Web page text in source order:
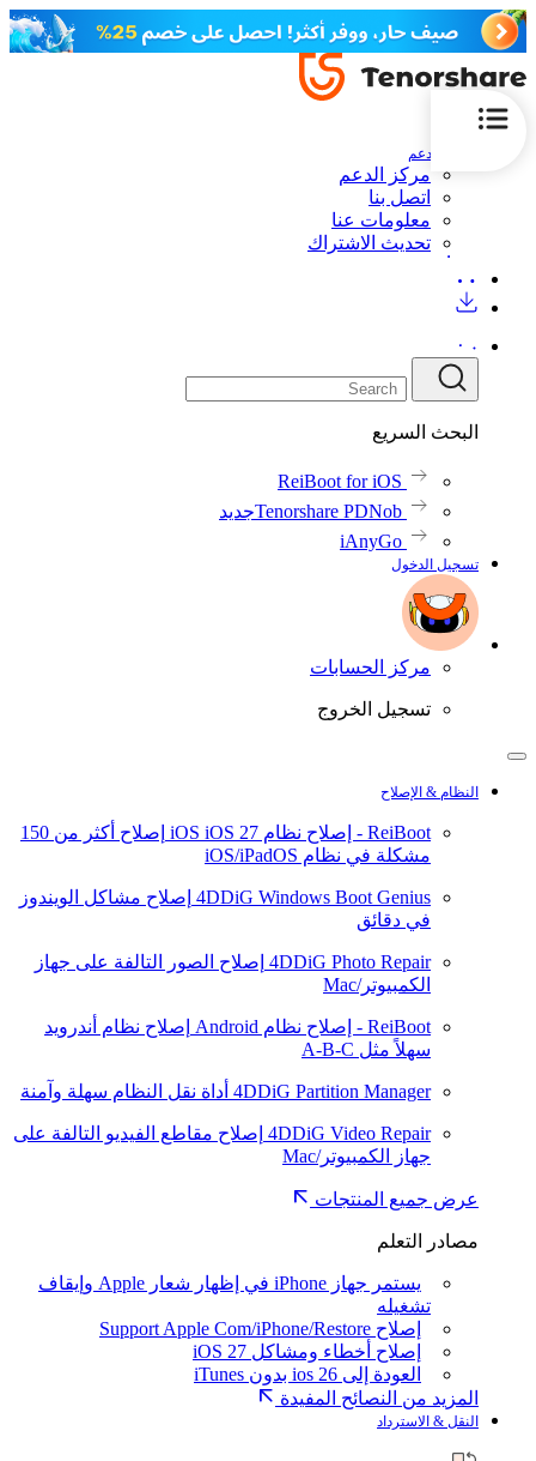
الدعم
مركز الدعم
اتصل بنا
معلومات عنا
تحديث الاشتراك
البحث السريع
ReiBoot for iOS
Tenorshare PDNobجديد
iAnyGo
تسجيل الدخول
مركز الحسابات
تسجيل الخروج
النظام & الإصلاح
ReiBoot - إصلاح نظام iOS iOS 27
إصلاح أكثر من 150
مشكلة في نظام iOS/iPadOS
4DDiG Windows Boot Genius إصلاح مشاكل الويندوز
في دقائق
4DDiG Photo Repair إصلاح الصور التالفة على جهاز
الكمبيوتر/Mac
ReiBoot - إصلاح نظام Android
إصلاح نظام أندرويد
سهلاً مثل A-B-C
4DDiG Partition Manager أداة نقل النظام سهلة وآمنة
4DDiG Video Repair إصلاح مقاطع الفيديو التالفة على
جهاز الكمبيوتر/Mac
عرض جميع المنتجات
مصادر التعلم
يستمر جهاز iPhone في إظهار شعار Apple وإيقاف
تشغيله
إصلاح Support Apple Com/iPhone/Restore
إصلاح أخطاء ومشاكل iOS 27
العودة إلى ios 26 بدون iTunes
المزيد من النصائح المفيدة
النقل & الاسترداد